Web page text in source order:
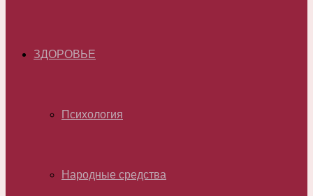
ЗДОРОВЬЕ
Психология
Народные средства